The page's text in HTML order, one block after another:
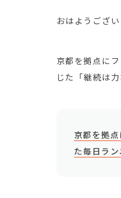
おはようござ
京都を拠点に
じた「継続は
京都を拠
た毎日ラ